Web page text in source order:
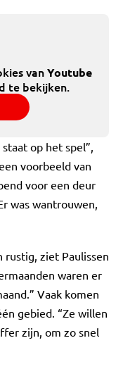
vanYoutube
te bekijken.
op het spel”,
voorbeeld van
voor een deur
was wantrouwen,
rustig, ziet Paulissen
waren er
Vaak komen
gebied. “Ze willen
zijn, om zo snel